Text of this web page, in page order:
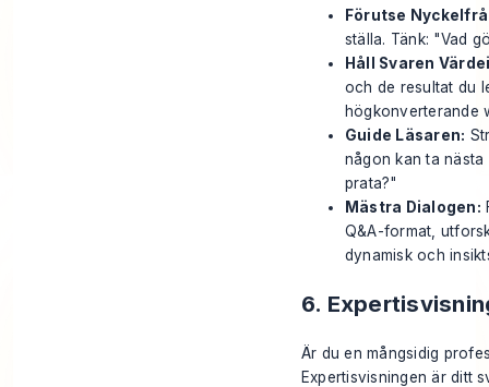
Förutse
ställa. Tänk: "Vad
Håll Svaren
och de resultat du
högkonverterande
Guide Läsaren:
någon kan ta nästa
prata?"
Mästra Dialogen:
Q&A-format,
dynamisk och
6.
Är du en mångsidig
Expertisvisningen är ditt